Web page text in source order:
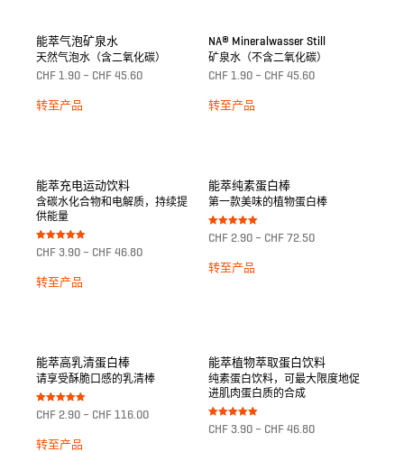
能萃气泡矿泉水
天然气泡水（含二氧化碳）
CHF 1.90 – CHF 45.60
转至产品
NA® Mineralwasser Still
矿泉水（不含二氧化碳）
CHF 1.90 – CHF 45.60
转至产品
能萃充电运动饮料
含碳水化合物和电解质，持续提
供能量
Bewertet mit
5.00
CHF 3.90 – CHF 46.80
转至产品
能萃纯素蛋白棒
第一款美味的植物蛋白棒
Bewertet mit
5.00
CHF 2.90 – CHF 72.50
转至产品
能萃高乳清蛋白棒
请享受酥脆口感的乳清棒
Bewertet mit
5.00
CHF 2.90 – CHF 116.00
转至产品
能萃植物萃取蛋白饮料
纯素蛋白饮料，可最大限度地促
进肌肉蛋白质的合成
Bewertet mit
5.00
CHF 3.90 – CHF 46.80